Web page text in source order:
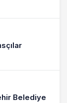
Belediye